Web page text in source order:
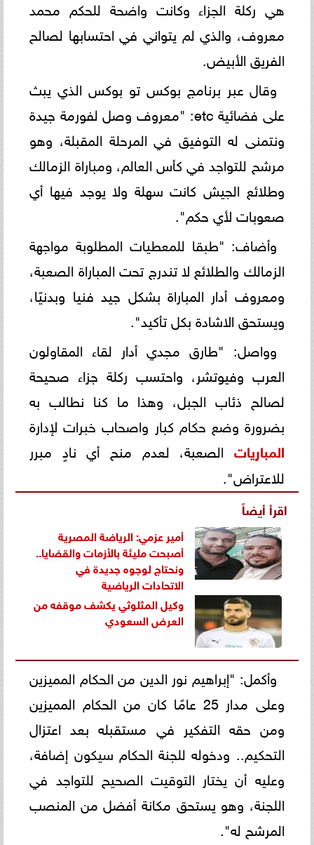
هي ركلة الجزاء وكانت واضحة للحكم محمد
معروف، والذي لم يتواني في احتسابها لصالح
الفريق الأبيض.
وقال عبر برنامج بوكس تو بوكس الذي يبث
على فضائية etc: "معروف وصل لفورمة جيدة
ونتمنى له التوفيق في المرحلة المقبلة، وهو
مرشح للتواجد في كأس العالم، ومباراة الزمالك
وطلائع الجيش كانت سهلة ولا يوجد فيها أي
صعوبات لأي حكم".
وأضاف: "طبقا للمعطيات المطلوبة مواجهة
الزمالك والطلائع لا تندرج تحت المباراة الصعبة،
ومعروف أدار المباراة بشكل جيد فنيا وبدنيًا،
ويستحق الاشادة بكل تأكيد".
وواصل: "طارق مجدي أدار لقاء المقاولون
العرب وفيوتشر، واحتسب ركلة جزاء صحيحة
لصالح ذئاب الجبل، وهذا ما كنا نطالب به
بضرورة وضع حكام كبار واصحاب خبرات لإدارة
المباريات الصعبة، لعدم منح أي نادٍ مبرر
للاعتراض".
اقرأ أيضاً
أمير عزمي: الرياضة المصرية
أصبحت مليئة بالأزمات والقضايا..
ونحتاج لوجوه جديدة في
الاتحادات الرياضية
وكيل المثلوثي يكشف موقفه من
العرض السعودي
وأكمل: "إبراهيم نور الدين من الحكام المميزين
وعلى مدار 25 عامًا كان من الحكام المميزين
ومن حقه التفكير في مستقبله بعد اعتزال
التحكيم.. ودخوله للجنة الحكام سيكون إضافة،
وعليه أن يختار التوقيت الصحيح للتواجد في
اللجنة، وهو يستحق مكانة أفضل من المنصب
المرشح له".